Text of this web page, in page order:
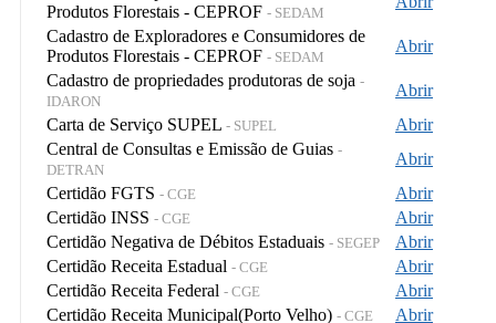
Produtos Florestais - CEPROF - SEDAM
Cadastro de Exploradores e Consumidores de
Produtos Florestais - CEPROF - SEDAM
Abrir
Cadastro de propriedades produtoras de soja -
IDARON
Abrir
Carta de Serviço SUPEL - SUPEL
Abrir
Central de Consultas e Emissão de Guias -
DETRAN
Abrir
Certidão FGTS - CGE
Abrir
Certidão INSS - CGE
Abrir
Certidão Negativa de Débitos Estaduais - SEGEP
Abrir
Certidão Receita Estadual - CGE
Abrir
Certidão Receita Federal - CGE
Abrir
Certidão Receita Municipal(Porto Velho) - CGE
Abrir